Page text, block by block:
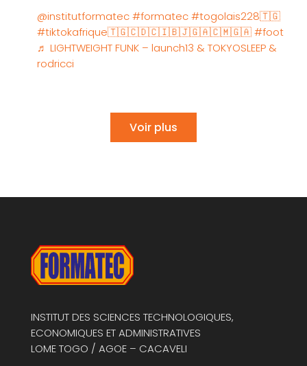
@institutformatec #formatec #togolais228🇹🇬
#tiktokafrique🇹🇬🇨🇩🇨🇮🇧🇯🇬🇦🇨🇲🇬🇦 #foot
♬ LIGHTWEIGHT FUNK – launch13 & TOKYOSLEEP &
rodricci
Voir plus
INSTITUT DES SCIENCES TECHNOLOGIQUES,
ECONOMIQUES ET ADMINISTRATIVES
LOME TOGO / AGOE – CACAVELI